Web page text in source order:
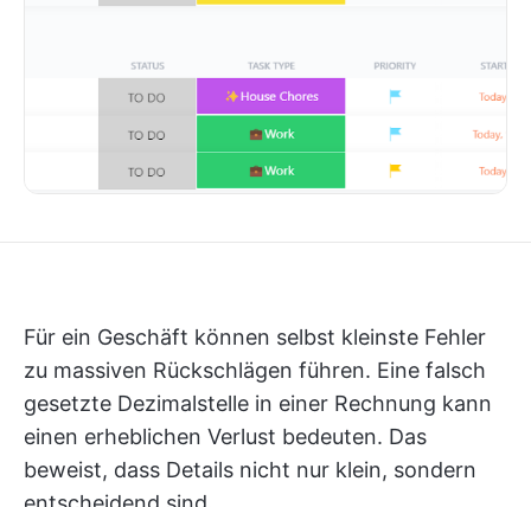
Für ein Geschäft können selbst kleinste Fehler
zu massiven Rückschlägen führen. Eine falsch
gesetzte Dezimalstelle in einer Rechnung kann
einen erheblichen Verlust bedeuten. Das
beweist, dass Details nicht nur klein, sondern